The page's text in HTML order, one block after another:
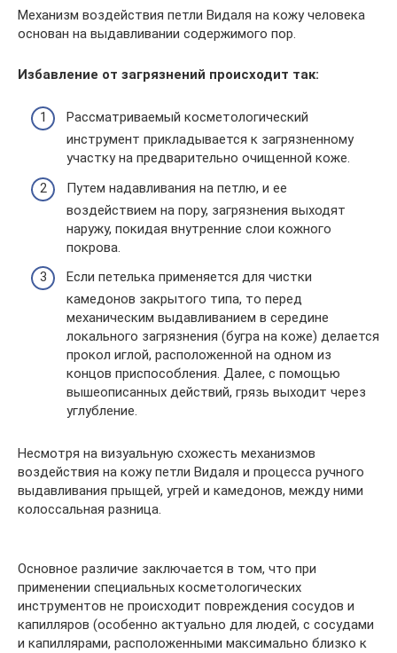
Механизм воздействия петли Видаля на кожу человека
основан на выдавливании содержимого пор.
Избавление от загрязнений происходит так:
Рассматриваемый косметологический
инструмент прикладывается к загрязненному
участку на предварительно очищенной коже.
Путем надавливания на петлю, и ее
воздействием на пору, загрязнения выходят
наружу, покидая внутренние слои кожного
покрова.
Если петелька применяется для чистки
камедонов закрытого типа, то перед
механическим выдавливанием в середине
локального загрязнения (бугра на коже) делается
прокол иглой, расположенной на одном из
концов приспособления. Далее, с помощью
вышеописанных действий, грязь выходит через
углубление.
Несмотря на визуальную схожесть механизмов
воздействия на кожу петли Видаля и процесса ручного
выдавливания прыщей, угрей и камедонов, между ними
колоссальная разница.
Основное различие заключается в том, что при
применении специальных косметологических
инструментов не происходит повреждения сосудов и
капилляров (особенно актуально для людей, с сосудами
и капиллярами, расположенными максимально близко к